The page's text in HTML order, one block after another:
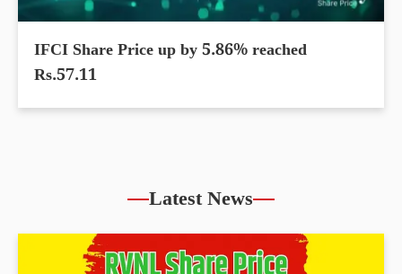
IFCI Share Price up by 5.86% reached
Rs.57.11
Latest News